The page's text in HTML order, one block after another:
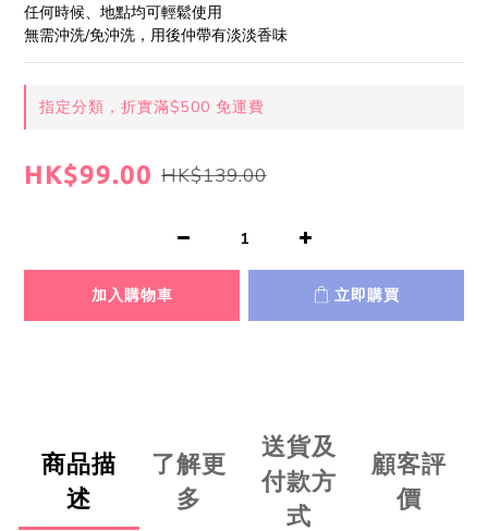
任何時候、地點均可輕鬆使用
無需沖洗/免沖洗，用後仲帶有淡淡香味
指定分類，折實滿$500 免運費
HK$99.00 HK$139.00
加入購物車 立即購買
商品描
述
了解更
多
送貨及
付款方
式
顧客評
價